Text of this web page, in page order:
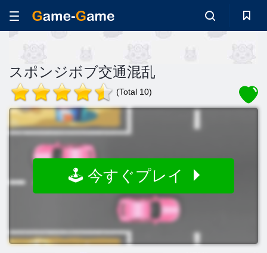
スポンジボブ交通混乱
(Total 10)
🕹️ 今すぐプレイ